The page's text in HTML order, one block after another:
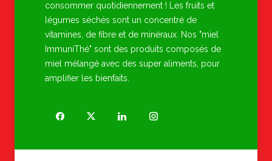
consommer quotidiennement ! Les fruits et
légumes séchés sont un concentré de
vitamines, de fibre et de minéraux. Nos "miel
ImmuniThé" sont des produits composés de
miel mélangé avec des super aliments, pour
amplifier les bienfaits.